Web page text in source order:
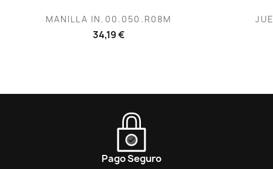
 Vista rápida
MANILLA IN.00.050.R08M
34,19 €
Pago Seguro